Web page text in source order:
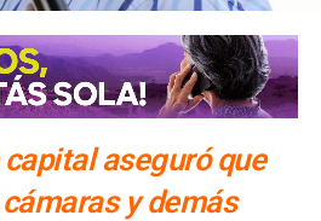
aseguró que
y demás